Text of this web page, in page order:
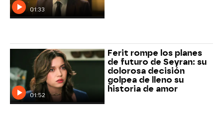
01:33
01:52
Ferit rompe los planes
de futuro de Seyran: su
dolorosa decisión
golpea de lleno su
historia de amor